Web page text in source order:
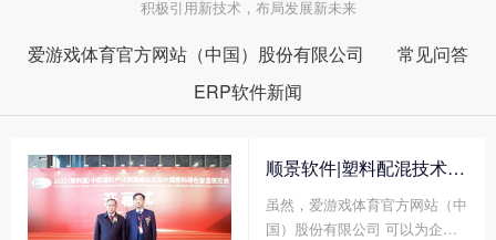
积极引用新技术，布局发展新未来
爱游戏体育官方网站（中国）股份有限公司
常见问答
ERP软件新闻
顺景软件|塑料配混技术论坛上展示数字化的力量
虽然，爱游戏体育官方网站（中
国）股份有限公司 可以为企业